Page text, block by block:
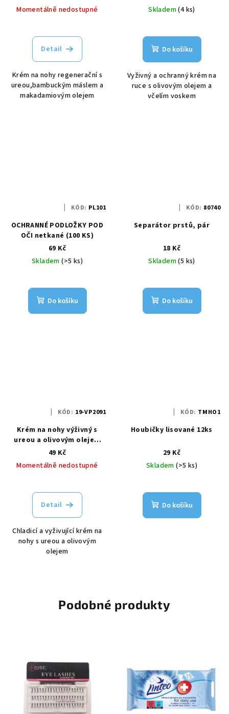
cena:
Momentálně nedostupné
Detail
Krém na nohy regenerační s
ureou,bambuckým máslem a
makadamiovým olejem
cena:
Skladem(4 ks)
Do košíku
Vyživný a ochranný krém na
ruce s olivovým olejem a
včelím voskem
OCHRANNÉ PODLOŽKY POD
OČI netkané (100 KS)
69 Kč
Skladem(>5 ks)
Do košíku
KÓD: PL101
Separátor prstů, pár
18 Kč
Skladem(5 ks)
Do košíku
KÓD: 80740
Krém na nohy výživný s
ureou a olivovým olejem
100ml - Vollaré
49 Kč
Momentálně nedostupné
Detail
Chladicí a vyživující krém na
nohy s ureou a olivovým
olejem
KÓD: 19-VP2091
Houbičky lisované 12ks
29 Kč
Skladem(>5 ks)
Do košíku
KÓD: TMHO1
Podobné produkty